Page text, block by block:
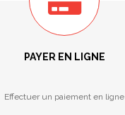
PAYER EN LIGNE
Effectuer un paiement en ligne